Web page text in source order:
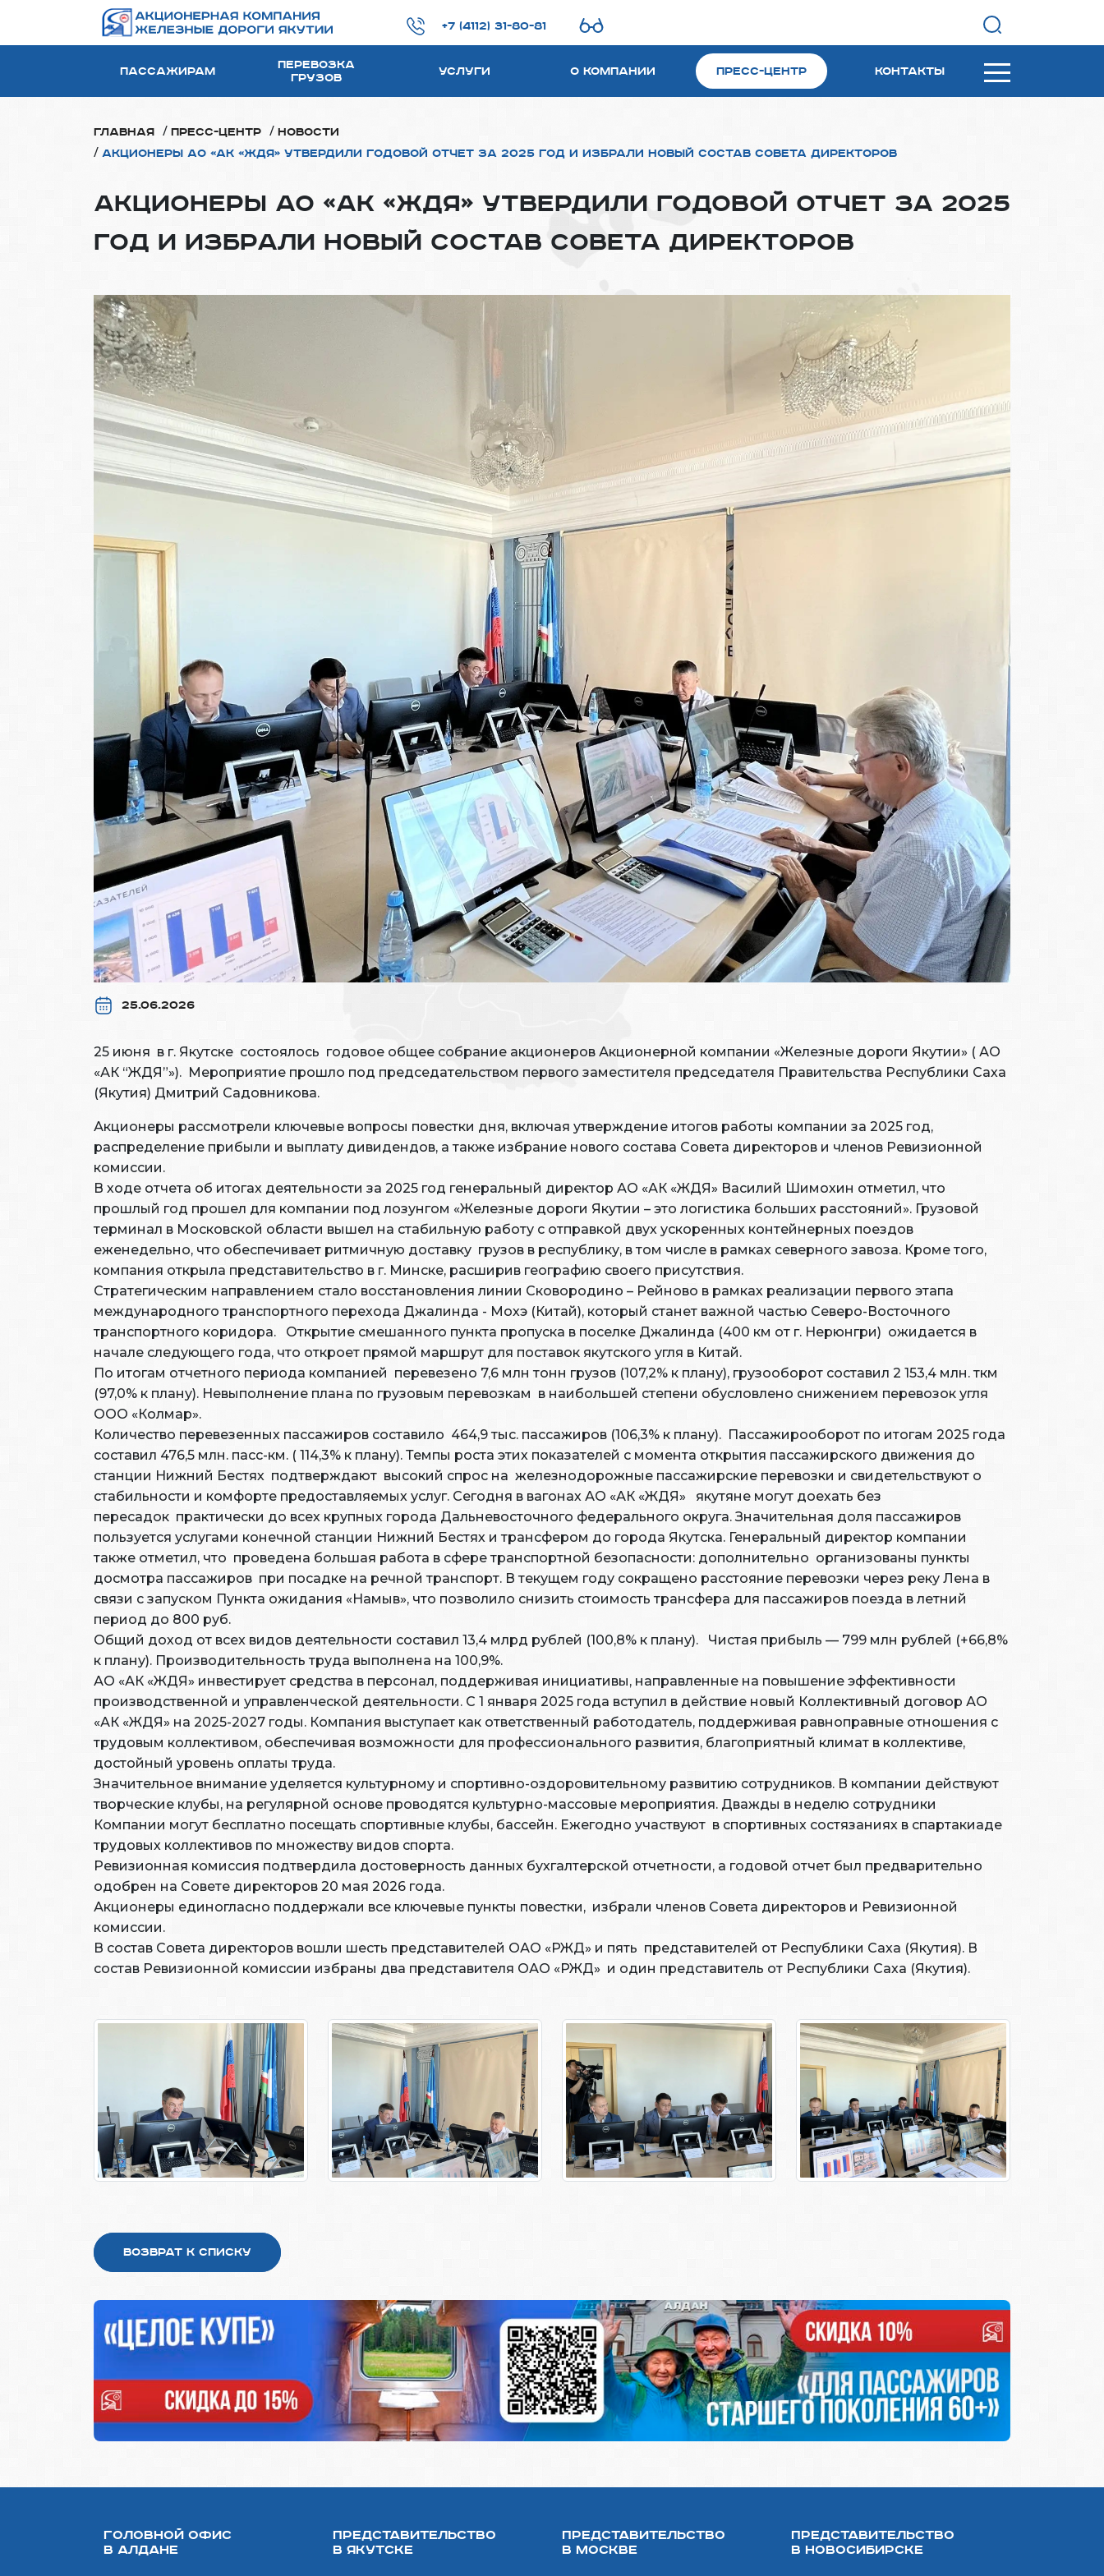
+7 (4112) 31-80-81
Пассажирам
Перевозка
грузов
Услуги О компании Пресс-центр Контакты
Главная / Пресс-центр / Новости
/ Акционеры АО «АК «ЖДЯ» утвердили годовой отчет за 2025 год и избрали новый состав Совета директоров
Акционеры АО «АК «ЖДЯ» утвердили годовой отчет за 2025
год и избрали новый состав Совета директоров
25.06.2026
25 июня в г. Якутске состоялось годовое общее собрание акционеров Акционерной компании «Железные дороги Якутии» ( АО
«АК “ЖДЯ”»). Мероприятие прошло под председательством первого заместителя председателя Правительства Республики Саха
(Якутия) Дмитрий Садовникова.
Акционеры рассмотрели ключевые вопросы повестки дня, включая утверждение итогов работы компании за 2025 год,
распределение прибыли и выплату дивидендов, а также избрание нового состава Совета директоров и членов Ревизионной
комиссии.
В ходе отчета об итогах деятельности за 2025 год генеральный директор АО «АК «ЖДЯ» Василий Шимохин отметил, что
прошлый год прошел для компании под лозунгом «Железные дороги Якутии – это логистика больших расстояний». Грузовой
терминал в Московской области вышел на стабильную работу с отправкой двух ускоренных контейнерных поездов
еженедельно, что обеспечивает ритмичную доставку грузов в республику, в том числе в рамках северного завоза. Кроме того,
компания открыла представительство в г. Минске, расширив географию своего присутствия.
Стратегическим направлением стало восстановления линии Сковородино – Рейново в рамках реализации первого этапа
международного транспортного перехода Джалинда - Мохэ (Китай), который станет важной частью Северо-Восточного
транспортного коридора. Открытие смешанного пункта пропуска в поселке Джалинда (400 км от г. Нерюнгри) ожидается в
начале следующего года, что откроет прямой маршрут для поставок якутского угля в Китай.
По итогам отчетного периода компанией перевезено 7,6 млн тонн грузов (107,2% к плану), грузооборот составил 2 153,4 млн. ткм
(97,0% к плану). Невыполнение плана по грузовым перевозкам в наибольшей степени обусловлено снижением перевозок угля
ООО «Колмар».
Количество перевезенных пассажиров составило 464,9 тыс. пассажиров (106,3% к плану). Пассажирооборот по итогам 2025 года
составил 476,5 млн. пасс-км. ( 114,3% к плану). Темпы роста этих показателей с момента открытия пассажирского движения до
станции Нижний Бестях подтверждают высокий спрос на железнодорожные пассажирские перевозки и свидетельствуют о
стабильности и комфорте предоставляемых услуг. Сегодня в вагонах АО «АК «ЖДЯ» якутяне могут доехать без
пересадок практически до всех крупных города Дальневосточного федерального округа. Значительная доля пассажиров
пользуется услугами конечной станции Нижний Бестях и трансфером до города Якутска. Генеральный директор компании
также отметил, что проведена большая работа в сфере транспортной безопасности: дополнительно организованы пункты
досмотра пассажиров при посадке на речной транспорт. В текущем году сокращено расстояние перевозки через реку Лена в
связи с запуском Пункта ожидания «Намыв», что позволило снизить стоимость трансфера для пассажиров поезда в летний
период до 800 руб.
Общий доход от всех видов деятельности составил 13,4 млрд рублей (100,8% к плану). Чистая прибыль — 799 млн рублей (+66,8%
к плану). Производительность труда выполнена на 100,9%.
АО «АК «ЖДЯ» инвестирует средства в персонал, поддерживая инициативы, направленные на повышение эффективности
производственной и управленческой деятельности. С 1 января 2025 года вступил в действие новый Коллективный договор АО
«АК «ЖДЯ» на 2025-2027 годы. Компания выступает как ответственный работодатель, поддерживая равноправные отношения с
трудовым коллективом, обеспечивая возможности для профессионального развития, благоприятный климат в коллективе,
достойный уровень оплаты труда.
Значительное внимание уделяется культурному и спортивно-оздоровительному развитию сотрудников. В компании действуют
творческие клубы, на регулярной основе проводятся культурно-массовые мероприятия. Дважды в неделю сотрудники
Компании могут бесплатно посещать спортивные клубы, бассейн. Ежегодно участвуют в спортивных состязаниях в спартакиаде
трудовых коллективов по множеству видов спорта.
Ревизионная комиссия подтвердила достоверность данных бухгалтерской отчетности, а годовой отчет был предварительно
одобрен на Совете директоров 20 мая 2026 года.
Акционеры единогласно поддержали все ключевые пункты повестки, избрали членов Совета директоров и Ревизионной
комиссии.
В состав Совета директоров вошли шесть представителей ОАО «РЖД» и пять представителей от Республики Саха (Якутия). В
состав Ревизионной комиссии избраны два представителя ОАО «РЖД» и один представитель от Республики Саха (Якутия).
Возврат к списку
Головной офис
в Алдане
Представительство
в Якутске
Представительство
в Москве
Представительство
в Новосибирске